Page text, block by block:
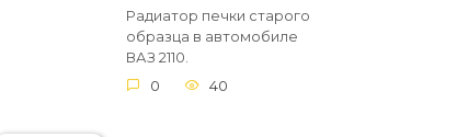
Радиатор печки старого
образца в автомобиле
ВАЗ 2110.
0
40